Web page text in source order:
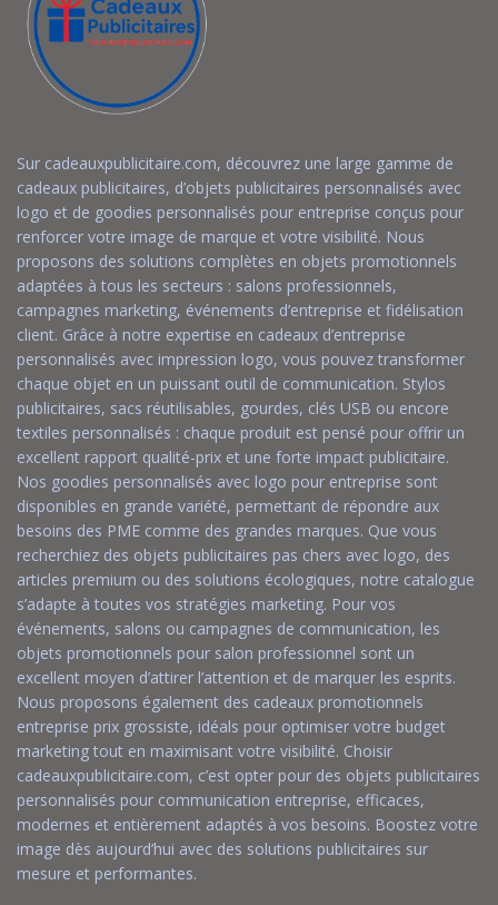
Sur cadeauxpublicitaire.com, découvrez une large gamme de
cadeaux publicitaires, d’objets publicitaires personnalisés avec
logo et de goodies personnalisés pour entreprise conçus pour
renforcer votre image de marque et votre visibilité. Nous
proposons des solutions complètes en objets promotionnels
adaptées à tous les secteurs : salons professionnels,
campagnes marketing, événements d’entreprise et fidélisation
client. Grâce à notre expertise en cadeaux d’entreprise
personnalisés avec impression logo, vous pouvez transformer
chaque objet en un puissant outil de communication. Stylos
publicitaires, sacs réutilisables, gourdes, clés USB ou encore
textiles personnalisés : chaque produit est pensé pour offrir un
excellent rapport qualité-prix et une forte impact publicitaire.
Nos goodies personnalisés avec logo pour entreprise sont
disponibles en grande variété, permettant de répondre aux
besoins des PME comme des grandes marques. Que vous
recherchiez des objets publicitaires pas chers avec logo, des
articles premium ou des solutions écologiques, notre catalogue
s’adapte à toutes vos stratégies marketing. Pour vos
événements, salons ou campagnes de communication, les
objets promotionnels pour salon professionnel sont un
excellent moyen d’attirer l’attention et de marquer les esprits.
Nous proposons également des cadeaux promotionnels
entreprise prix grossiste, idéals pour optimiser votre budget
marketing tout en maximisant votre visibilité. Choisir
cadeauxpublicitaire.com, c’est opter pour des objets publicitaires
personnalisés pour communication entreprise, efficaces,
modernes et entièrement adaptés à vos besoins. Boostez votre
image dès aujourd’hui avec des solutions publicitaires sur
mesure et performantes.